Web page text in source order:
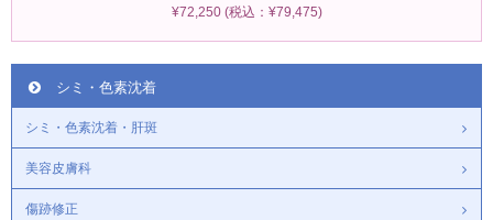
¥72,250 (税込：¥79,475)
シミ・色素沈着
シミ・色素沈着・肝斑
美容皮膚科
傷跡修正